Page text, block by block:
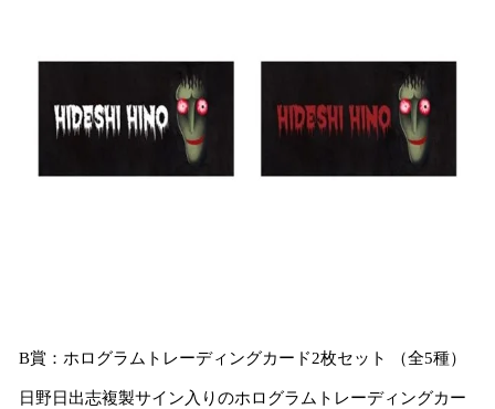
B賞：ホログラムトレーディングカード2枚セット （全5種）
日野日出志複製サイン入りのホログラムトレーディングカー